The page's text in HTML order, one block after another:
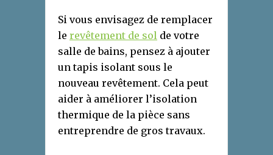
Si vous envisagez de remplacer
le revêtement de sol de votre
salle de bains, pensez à ajouter
un tapis isolant sous le
nouveau revêtement. Cela peut
aider à améliorer l’isolation
thermique de la pièce sans
entreprendre de gros travaux.